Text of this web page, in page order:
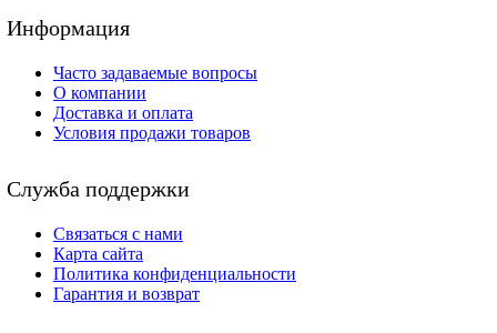
Информация
Часто задаваемые вопросы
О компании
Доставка и оплата
Условия продажи товаров
Служба поддержки
Связаться с нами
Карта сайта
Политика конфиденциальности
Гарантия и возврат